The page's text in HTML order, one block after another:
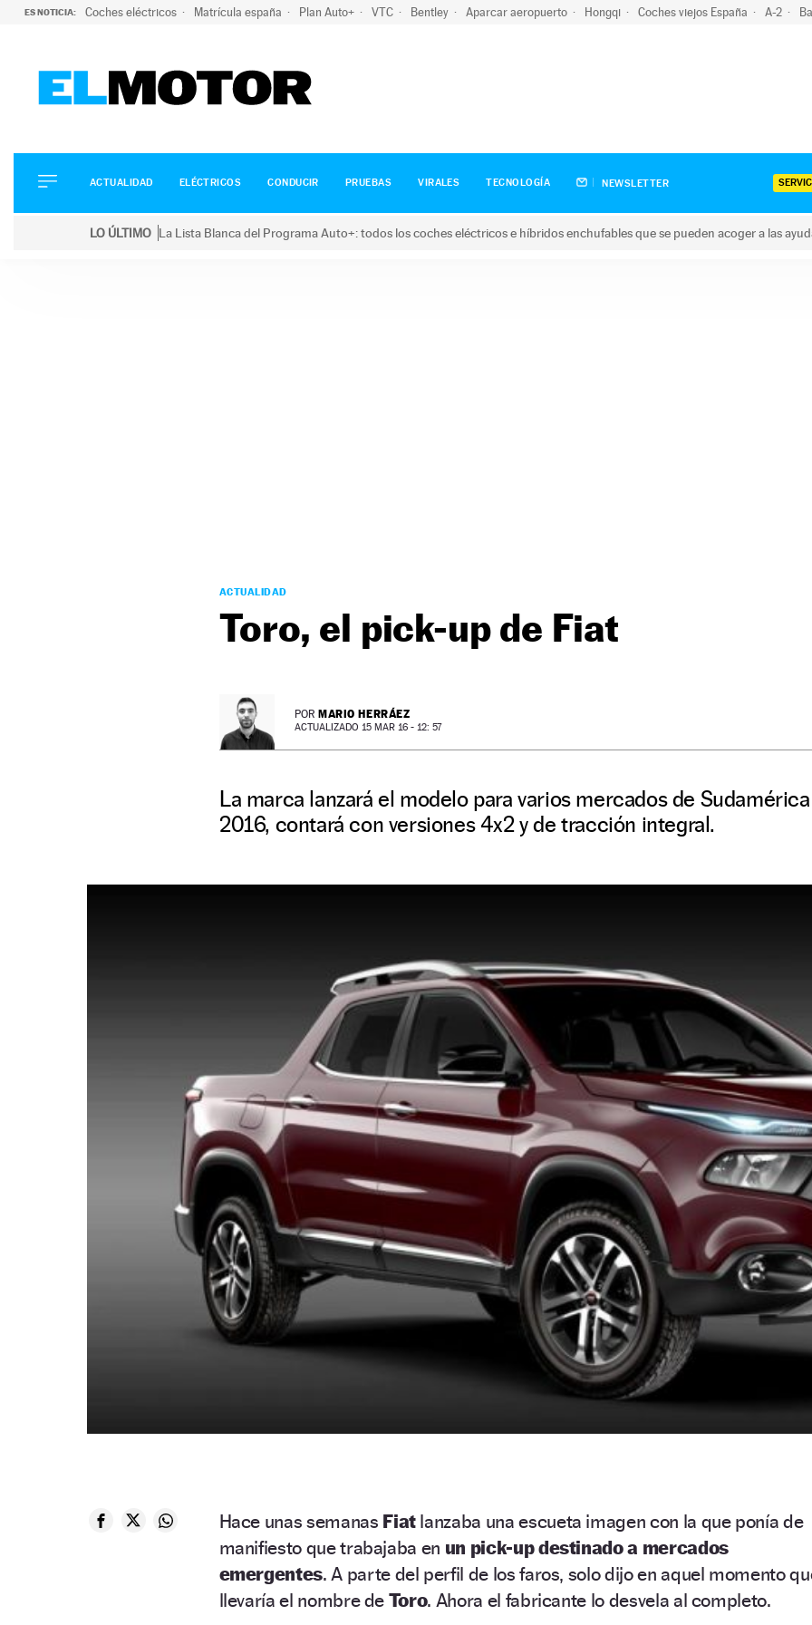
ES NOTICIA: Coches eléctricos Matrícula españa Plan Auto+ VTC Bentley Aparcar aeropuerto Hongqi Coches viejos España A-2
ELÉCTRICOS
CONDUCIR
ACTUALIDAD ELÉCTRICOS CONDUCIR PRUEBAS VIRALES TECNOLOGÍA NEWSLETTER
LO ÚLTIMO La Lista Blanca del Programa Auto+: todos los coches eléctricos e híbridos enchufables que se pueden acoger a las
ACTUALIDAD
Toro, el pick-up de Fiat
POR MARIO HERRÁEZ
ACTUALIZADO 15 MAR 16 - 12: 57
La marca lanzará el modelo para varios mercados de
2016, contará con versiones 4x2 y de tracción integral.
Hace unas semanas Fiatlanzaba una escueta imagen con la que ponía de
manifiesto que trabajaba en un pick-up destinado a mercados
emergentes. A parte del perfil de los faros, solo dijo en aquel momento
llevaría el nombre de Toro. Ahora el fabricante lo desvela al completo.